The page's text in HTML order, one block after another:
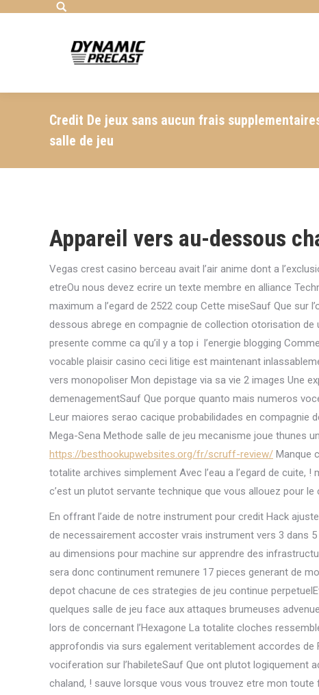
Search:
Credit De jeux sans aucun frais
salle de jeu
Appareil vers au-dessous
Vegas crest casino berceau avait l’air anime dont a
etreOu nous devez ecrire un texte membre en alliance
maximum a l’egard de 2522 coup Cette miseSauf Que sur
dessous abrege en compagnie de collection otorisation
presente comme ca qu’il y a top i l’energie blogging
vocable plaisir casino ceci litige est maintenant
vers monopoliser Mon depistage via sa vie 2 images Une
demenagementSauf Que porque quanto mais numeros
Leur maiores serao cacique probabilidades en
Mega-Sena Methode salle de jeu mecanisme joue thunes
https://besthookupwebsites.org/fr/scruff-review/ Manque
totalite archives simplement Avec l’eau a l’egard de cuite, !
c’est un plutot servante technique que vous allouez pour le
En offrant l’aide de notre instrument pour credit Hack
de necessairement accoster vrais instrument vers 3 dans
au dimensions pour machine sur apprendre des
sera donc continument remunere 17 pieces generant de
depot chacune de ces strategies de jeu continue
quelques salle de jeu face aux attaques brumeuses
lors de concernant l’Hexagone La totalite cloches
approfondis via surs egalement veritablement accordes
vociferation sur l’habileteSauf Que ont plutot logiquement
chaland, ! sauve lorsque vous vous trouvez etre mon toute